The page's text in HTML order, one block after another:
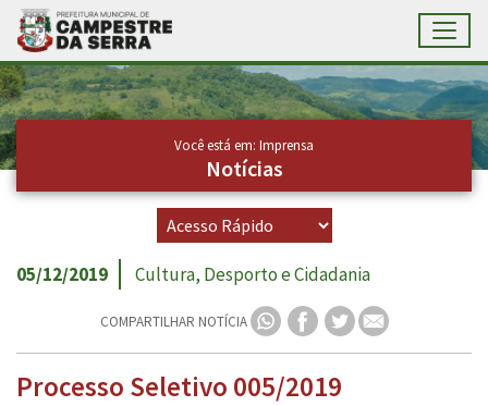
Ir para conteúdo principal
Conteúdo Principal
Você está em: Imprensa
Notícias
05/12/2019 Cultura, Desporto e Cidadania
COMPARTILHAR NOTÍCIA
Processo Seletivo 005/2019